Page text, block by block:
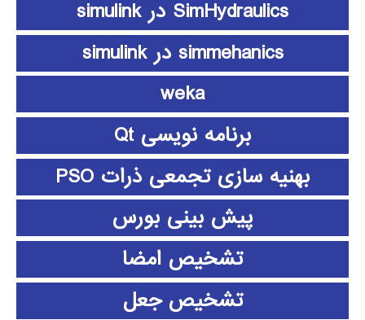
SimHydraulics در simulink
simmehanics در simulink
weka
برنامه نویسی Qt
بهنیه سازی تجمعی ذرات PSO
پیش بینی بورس
تشخیص امضا
تشخیص جعل